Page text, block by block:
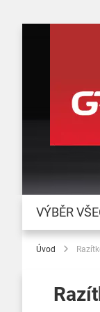
VÝBĚR
Úvod